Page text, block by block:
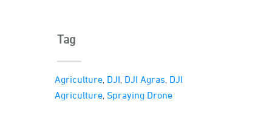
Tag
Agriculture, DJI, DJI Agras, DJI
Agriculture, Spraying Drone